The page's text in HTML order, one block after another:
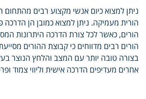
ניתן למצוא כיום אנשי מקצוע רבים
הורית מעמיקה. ניתן למצוא כמובן הן הדרכה
הורים, כאשר לכל צורת הדרכה היתרונות
הורים רבים מדווחים כי קבוצת ההורים
בצורה טובה יותר עם המצב והלחץ הנוצר
אחרים מעדיפים הדרכה אישית וליווי צמוד